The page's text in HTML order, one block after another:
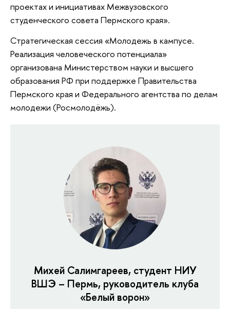
проектах и инициативах Межвузовского
студенческого совета Пермского края».
Стратегическая сессия «Молодежь в кампусе.
Реализация человеческого потенциала»
организована Министерством науки и высшего
образования РФ при поддержке Правительства
Пермского края и Федерального агентства по делам
молодежи (Росмолодёжь).
Михей Салимгареев, студент НИУ
ВШЭ – Пермь, руководитель клуба
«Белый ворон»